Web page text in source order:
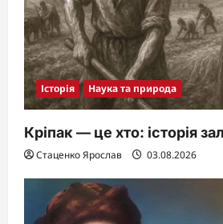
Історія Наука та природа
Кріпак — це хто: історія
Стаценко Ярослав 03.08.2026